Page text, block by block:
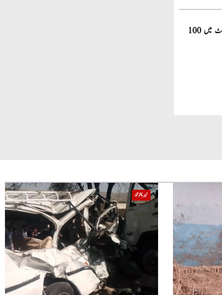
صاحبزادہ فرحان ایک سال میں ٹی ٹوئنٹی کرکٹ میں 100
خیبر پختونخوا